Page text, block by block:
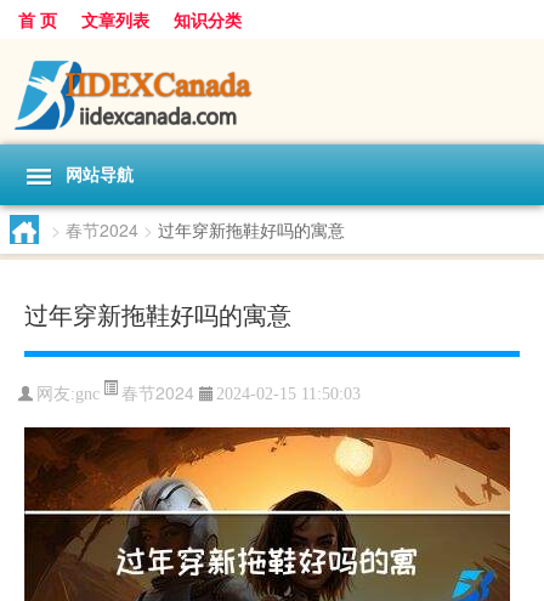
首 页 文章列表 知识分类
网站导航
> 春节2024 > 过年穿新拖鞋好吗的寓意
过年穿新拖鞋好吗的寓意
网友:gnc 春节2024 2024-02-15 11:50:03